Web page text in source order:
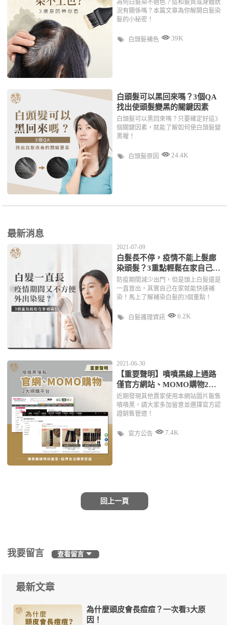
為何白髮染不過色？這和髮質或身體狀
況有關係嗎？本篇文章為你解開白髮染
髮的小秘密！
白頭髮補色 39K
白頭髮可以黑回來嗎？3個QA
找出使頭髮變黑的關鍵因素
白頭髮可以黑回來嗎？只要確定好這3
個關鍵因素，就能了解如何使白頭髮變
黑喔！
白頭髮原因 24.4K
最新消息
2021-07-09
白髮長不停，疫情不能上髮廊
染頭髮？3重點輕鬆在家自己補
染！
防疫期間減少出門，但是頭上白髮還是
一直冒出，其實自己在家就能快速補
染！馬上了解補染白髮的3個重點！
白髮護理資訊 6.2K
2021-06-30
【重要聲明】噴噴黑線上通路
僅官方網站、MOMO購物2大
平台
近期發現其他賣家使用本網站圖片販售
噴噴黑，請大家多加留意並選擇官方認
證銷售管道！
官方公告 7.4K
回上一頁
我要留言 查看留言
最新文章
為什麼頭皮會長痘痘？一次看3大原
因！